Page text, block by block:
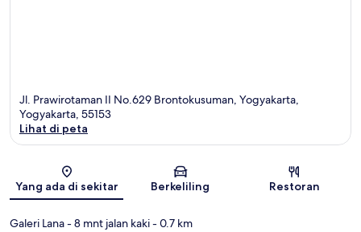
Jl. Prawirotaman II No.629 Brontokusuman, Yogyakarta,
Yogyakarta, 55153
Lihat di peta
Yang ada di sekitar Berkeliling Restoran
Galeri Lana- 8 mnt jalan kaki- 0.7 km